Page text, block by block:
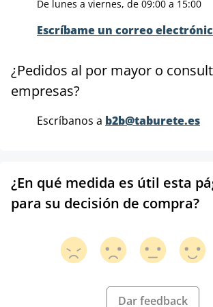
De lunes a viernes, de 09:00 a 15:00
Escríbame un correo
¿Pedidos al por mayor o
empresas?
Escríbanos a b2b@taburete.es
¿En qué medida es útil esta
para su decisión de compra?
Dar feedback